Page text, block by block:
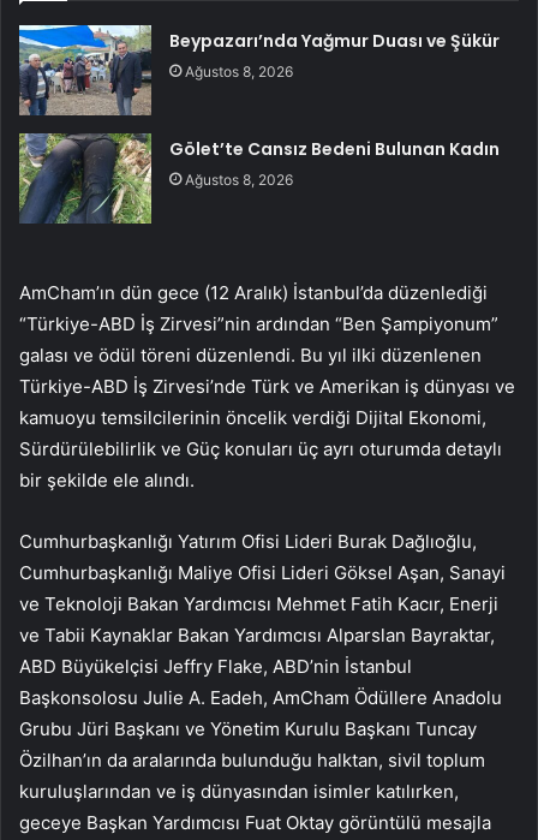
Beypazarı’nda Yağmur Duası ve Şükür
Ağustos 8, 2026
Gölet’te Cansız Bedeni Bulunan Kadın
Ağustos 8, 2026
AmCham’ın dün gece (12 Aralık) İstanbul’da düzenlediği
“Türkiye-ABD İş Zirvesi”nin ardından “Ben Şampiyonum”
galası ve ödül töreni düzenlendi. Bu yıl ilki düzenlenen
Türkiye-ABD İş Zirvesi’nde Türk ve Amerikan iş dünyası ve
kamuoyu temsilcilerinin öncelik verdiği Dijital Ekonomi,
Sürdürülebilirlik ve Güç konuları üç ayrı oturumda detaylı
bir şekilde ele alındı.
Cumhurbaşkanlığı Yatırım Ofisi Lideri Burak Dağlıoğlu,
Cumhurbaşkanlığı Maliye Ofisi Lideri Göksel Aşan, Sanayi
ve Teknoloji Bakan Yardımcısı Mehmet Fatih Kacır, Enerji
ve Tabii Kaynaklar Bakan Yardımcısı Alparslan Bayraktar,
ABD Büyükelçisi Jeffry Flake, ABD’nin İstanbul
Başkonsolosu Julie A. Eadeh, AmCham Ödüllere Anadolu
Grubu Jüri Başkanı ve Yönetim Kurulu Başkanı Tuncay
Özilhan’ın da aralarında bulunduğu halktan, sivil toplum
kuruluşlarından ve iş dünyasından isimler katılırken,
geceye Başkan Yardımcısı Fuat Oktay görüntülü mesajla